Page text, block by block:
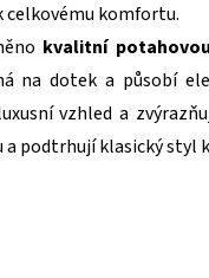
celkovému komfortu.
kvalitní
na dotek a působí
vzhled a
podtrhují klasický styl